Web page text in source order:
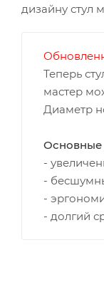
дизайну стул
Теперь
мастер
Диаметр
Основные
-
-
-
- долгий